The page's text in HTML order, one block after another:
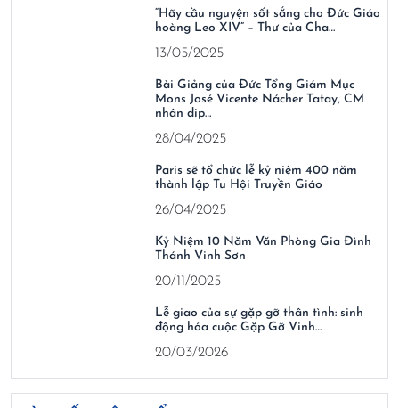
“Hãy cầu nguyện sốt sắng cho Đức Giáo
hoàng Leo XIV” – Thư của Cha…
13/05/2025
Bài Giảng của Đức Tổng Giám Mục
Mons José Vicente Nácher Tatay, CM
nhân dịp…
28/04/2025
Paris sẽ tổ chức lễ kỷ niệm 400 năm
thành lập Tu Hội Truyền Giáo
26/04/2025
Kỷ Niệm 10 Năm Văn Phòng Gia Đình
Thánh Vinh Sơn
20/11/2025
Lễ giao của sự gặp gỡ thân tình: sinh
động hóa cuộc Gặp Gỡ Vinh…
20/03/2026